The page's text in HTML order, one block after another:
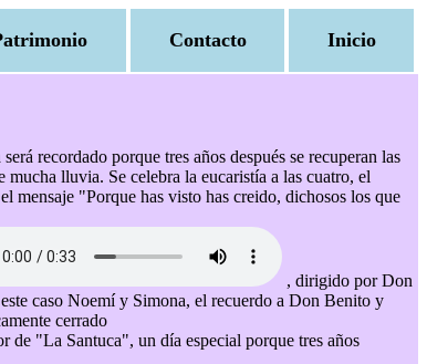
Contacto Inicio
recordado porque tres años después se recuperan las
lluvia. Se celebra la eucaristía a las cuatro, el
mensaje "Porque has visto has creido, dichosos los que
, dirigido por Don
caso Noemí y Simona, el recuerdo a Don Benito y
cerrado
de "La Santuca", un día especial porque tres años